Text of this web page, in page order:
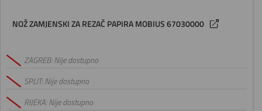
NOŽ ZAMJENSKI ZA REZAČ PAPIRA MOBIUS 67030000
ZAGREB: Nije dostupno
SPLIT: Nije dostupno
RIJEKA: Nije dostupno